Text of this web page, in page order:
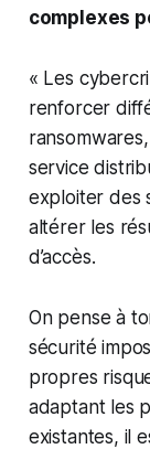
complexes
« Les
renforcer
service
exploiter des
altérer les
d’accès.
On pense à
sécurité
propres
adaptant les
existantes, il